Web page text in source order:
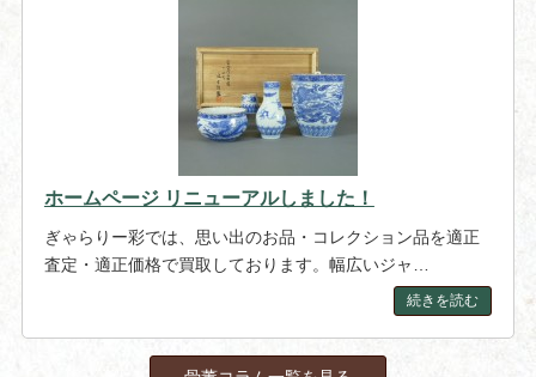
ホームページ リニューアルしました！
ぎゃらりー彩では、思い出のお品・コレクション品を適正
査定・適正価格で買取しております。幅広いジャ…
続きを読む